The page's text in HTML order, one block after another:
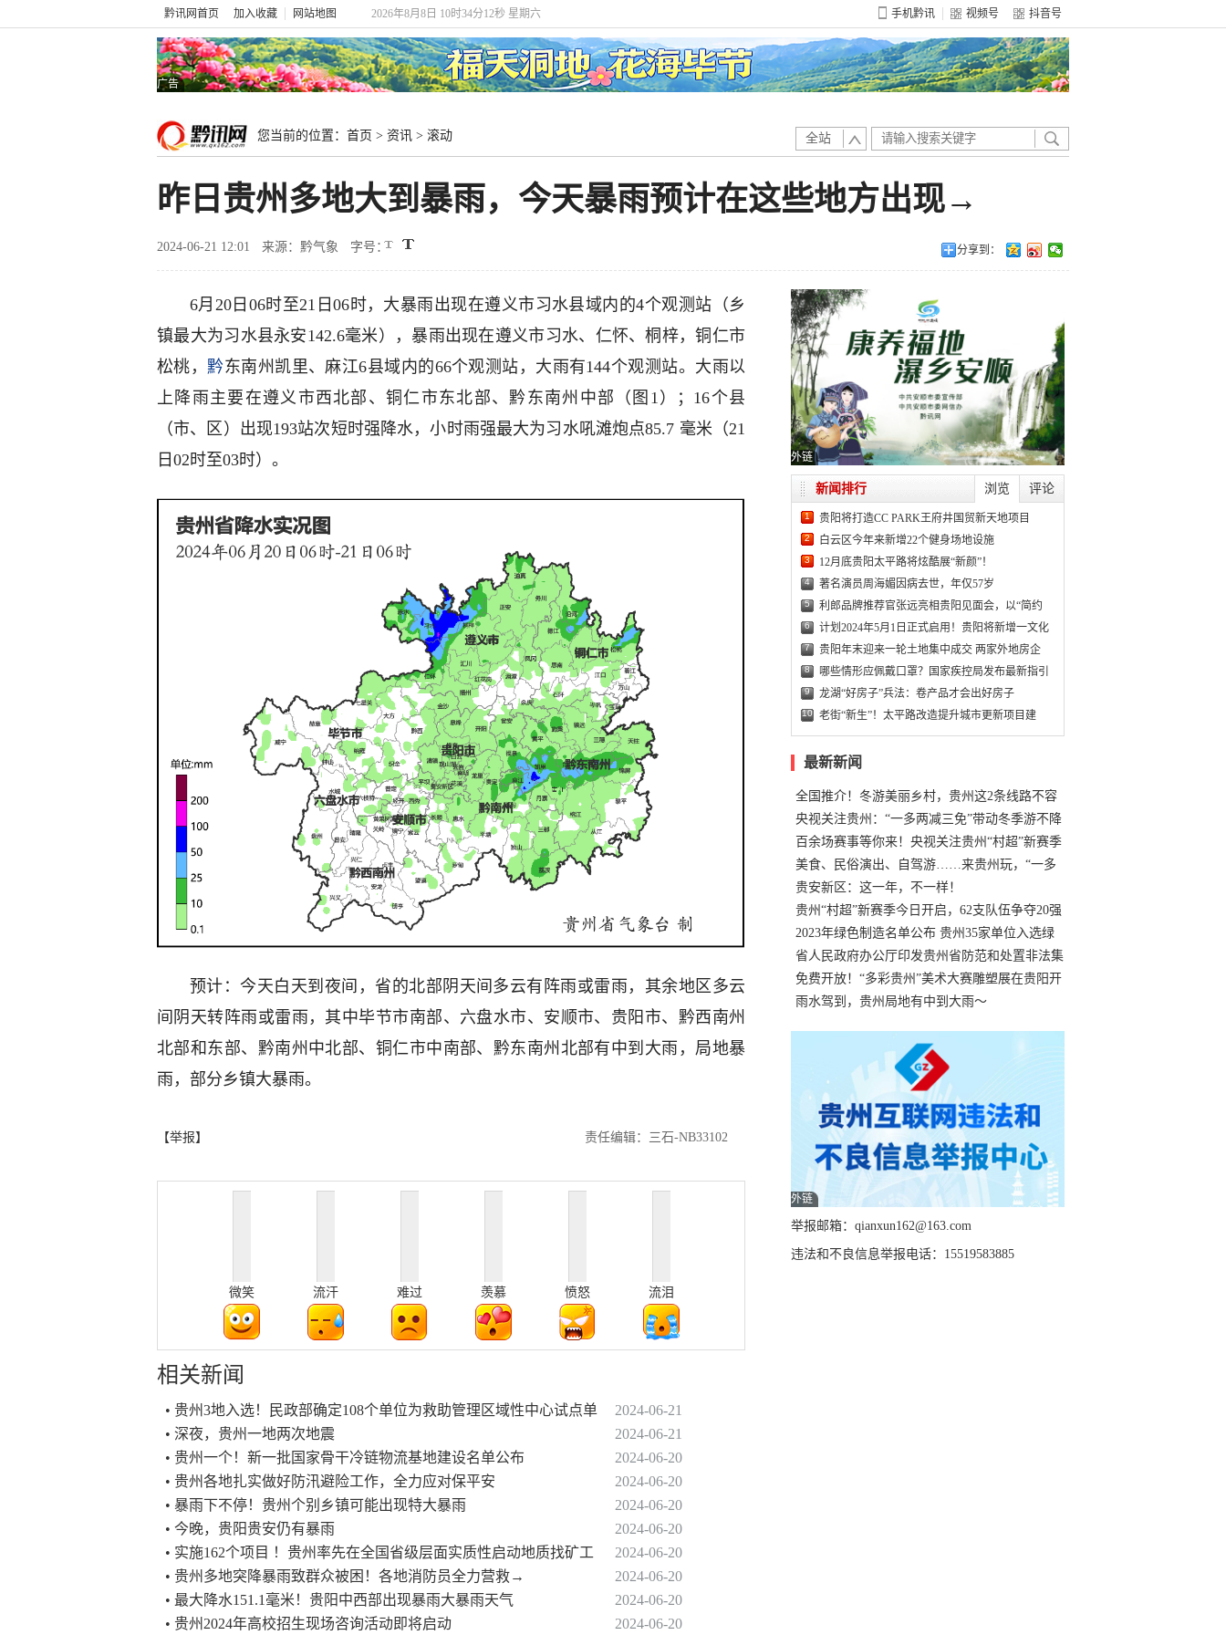
黔讯网首页 加入收藏 网站地图 2026年8月8日 10时34分13秒 星期六 手机黔讯 视频号 抖音号
广告
您当前的位置： 首页 > 资讯 > 滚动 全站
昨日贵州多地大到暴雨，今天暴雨预计在这些地方出现→
2024-06-21 12:01 来源：黔气象 字号： 分享到：
6月20日06时至21日06时，大暴雨出现在遵义市习水县域内的4个观测站（乡
镇最大为习水县永安142.6毫米），暴雨出现在遵义市习水、仁怀、桐梓，铜仁市
松桃，黔东南州凯里、麻江6县域内的66个观测站，大雨有144个观测站。大雨以
上降雨主要在遵义市西北部、铜仁市东北部、黔东南州中部（图1）；16个县
（市、区）出现193站次短时强降水，小时雨强最大为习水吼滩炮点85.7 毫米（21
日02时至03时）。
预计：今天白天到夜间，省的北部阴天间多云有阵雨或雷雨，其余地区多云
间阴天转阵雨或雷雨，其中毕节市南部、六盘水市、安顺市、贵阳市、黔西南州
北部和东部、黔南州中北部、铜仁市中南部、黔东南州北部有中到大雨，局地暴
雨，部分乡镇大暴雨。
【举报】 责任编辑：三石-NB33102
微笑 流汗 难过 羡慕 愤怒 流泪
相关新闻
• 贵州3地入选！民政部确定108个单位为救助管理区域性中心试点单
2024-06-21
• 深夜，贵州一地两次地震
2024-06-21
• 贵州一个！新一批国家骨干冷链物流基地建设名单公布
2024-06-20
• 贵州各地扎实做好防汛避险工作，全力应对保平安
2024-06-20
• 暴雨下不停！贵州个别乡镇可能出现特大暴雨
2024-06-20
• 今晚，贵阳贵安仍有暴雨
2024-06-20
• 实施162个项目 ！贵州率先在全国省级层面实质性启动地质找矿工
2024-06-20
• 贵州多地突降暴雨致群众被困！各地消防员全力营救→
2024-06-20
• 最大降水151.1毫米！贵阳中西部出现暴雨大暴雨天气
2024-06-20
• 贵州2024年高校招生现场咨询活动即将启动
2024-06-20
外链
浏览 评论
新闻排行
1 贵阳将打造CC PARK王府井国贸新天地项目
2 白云区今年来新增22个健身场地设施
3 12月底贵阳太平路将炫酷展“新颜”！
4 著名演员周海媚因病去世，年仅57岁
5 利郎品牌推荐官张远亮相贵阳见面会，以“简约
6 计划2024年5月1日正式启用！贵阳将新增一文化
7 贵阳年末迎来一轮土地集中成交 两家外地房企
8 哪些情形应佩戴口罩？国家疾控局发布最新指引
9 龙湖“好房子”兵法：卷产品才会出好房子
10 老街“新生”！太平路改造提升城市更新项目建
最新新闻
全国推介！冬游美丽乡村，贵州这2条线路不容
错过
央视关注贵州：“一多两减三免”带动冬季游不降
温
百余场赛事等你来！央视关注贵州“村超”新赛季
正式“打响”
美食、民俗演出、自驾游……来贵州玩，“一多
两减三免”！
贵安新区：这一年，不一样！
贵州“村超”新赛季今日开启，62支队伍争夺20强
名额
2023年绿色制造名单公布 贵州35家单位入选绿
色工厂
省人民政府办公厅印发贵州省防范和处置非法集
资工作实施细则
免费开放！“多彩贵州”美术大赛雕塑展在贵阳开
展，持续至1月19日
雨水驾到，贵州局地有中到大雨～
外链
举报邮箱：qianxun162@163.com
违法和不良信息举报电话：15519583885